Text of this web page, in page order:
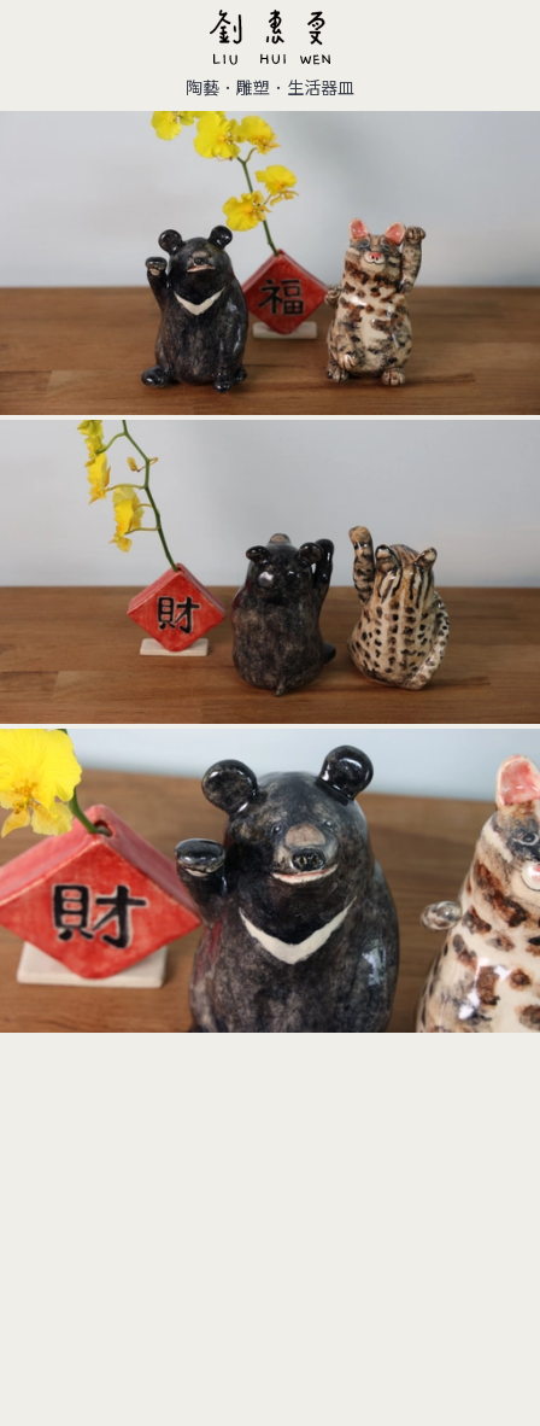
陶藝．雕塑．生活器皿